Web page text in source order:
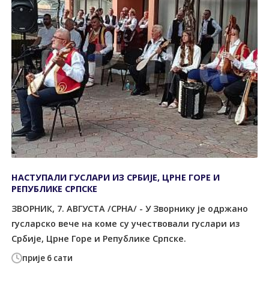
прије 6 сати
НАСТУПАЛИ ГУСЛАРИ ИЗ СРБИЈЕ, ЦРНЕ ГОРЕ И
РЕПУБЛИКЕ СРПСКЕ
ЗВОРНИК, 7. АВГУСТА /СРНА/ - У Зворнику је одржано
гусларско вече на коме су учествовали гуслари из
Србије, Црне Горе и Републике Српске.